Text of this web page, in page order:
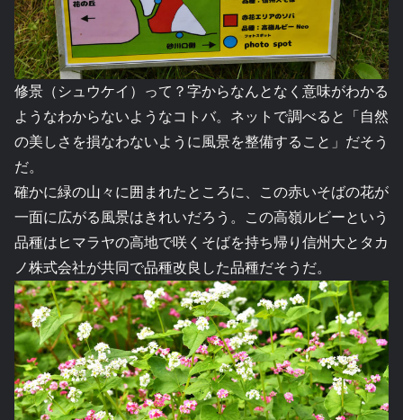
修景（シュウケイ）って？字からなんとなく意味がわかる
ようなわからないようなコトバ。ネットで調べると「自然
の美しさを損なわないように風景を整備すること」だそう
だ。
確かに緑の山々に囲まれたところに、この赤いそばの花が
一面に広がる風景はきれいだろう。この高嶺ルビーという
品種はヒマラヤの高地で咲くそばを持ち帰り信州大とタカ
ノ株式会社が共同で品種改良した品種だそうだ。